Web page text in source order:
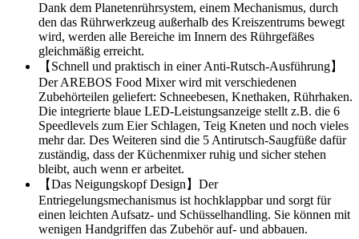
Dank dem Planetenrührsystem, einem Mechanismus, durch
den das Rührwerkzeug außerhalb des Kreiszentrums bewegt
wird, werden alle Bereiche im Innern des Rührgefäßes
gleichmäßig erreicht.
【Schnell und praktisch in einer Anti-Rutsch-Ausführung】
Der AREBOS Food Mixer wird mit verschiedenen
Zubehörteilen geliefert: Schneebesen, Knethaken, Rührhaken.
Die integrierte blaue LED-Leistungsanzeige stellt z.B. die 6
Speedlevels zum Eier Schlagen, Teig Kneten und noch vieles
mehr dar. Des Weiteren sind die 5 Antirutsch-Saugfüße dafür
zuständig, dass der Küchenmixer ruhig und sicher stehen
bleibt, auch wenn er arbeitet.
【Das Neigungskopf Design】Der
Entriegelungsmechanismus ist hochklappbar und sorgt für
einen leichten Aufsatz- und Schüsselhandling. Sie können mit
wenigen Handgriffen das Zubehör auf- und abbauen.